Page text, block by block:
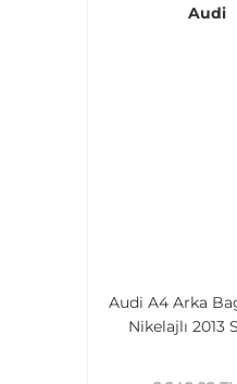
Audi
Audi A4 Arka
Nikelajlı 2013